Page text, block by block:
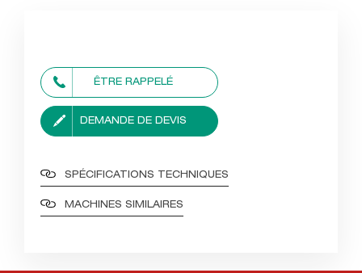
ÊTRE RAPPELÉ
DEMANDE DE DEVIS
SPÉCIFICATIONS TECHNIQUES
MACHINES SIMILAIRES